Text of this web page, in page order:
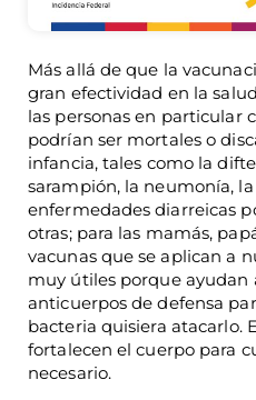
Más allá de que la
gran efectividad en la
las personas en particular
podrían ser mortales o
infancia, tales como la
sarampión, la neumonía,
enfermedades diarreicas
otras; para las mamás,
vacunas que se aplican a
muy útiles porque ayudan
anticuerpos de defensa
bacteria quisiera atacarlo.
fortalecen el cuerpo para
necesario.